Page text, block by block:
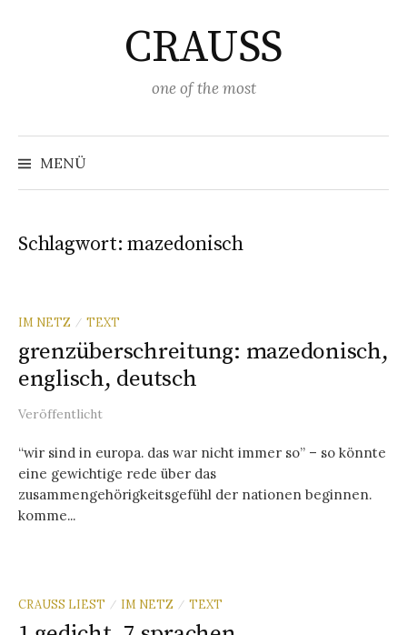
CRAUSS
one of the most
MENÜ
Suchen
Schlagwort:mazedonisch
IM NETZ / TEXT
grenzüberschreitung: mazedonisch,
englisch, deutsch
Veröffentlicht
“wir sind in europa. das war nicht immer so” – so könnte
eine gewichtige rede über das
zusammengehörigkeitsgefühl der nationen beginnen.
komme...
CRAUSS LIEST / IM NETZ / TEXT